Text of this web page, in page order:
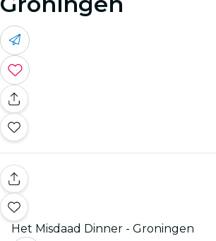
Het Misdaad Dinner - Groningen